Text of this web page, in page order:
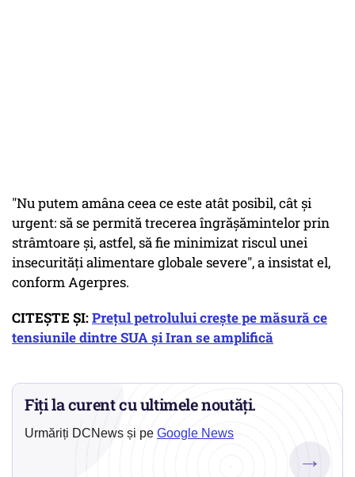
"Nu putem amâna ceea ce este atât posibil, cât şi
urgent: să se permită trecerea îngrăşămintelor prin
strâmtoare şi, astfel, să fie minimizat riscul unei
insecurităţi alimentare globale severe", a insistat el,
conform Agerpres.
CITEȘTE ȘI:Prețul petrolului crește pe măsură ce
tensiunile dintre SUA și Iran se amplifică
Fiți la curent cu ultimele noutăți.
Urmăriți DCNews și pe Google News
→